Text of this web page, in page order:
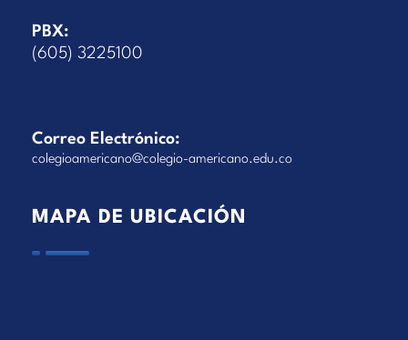
PBX:
(605) 3225100
Correo Electrónico:
colegioamericano@colegio-americano.edu.co
MAPA DE UBICACIÓN